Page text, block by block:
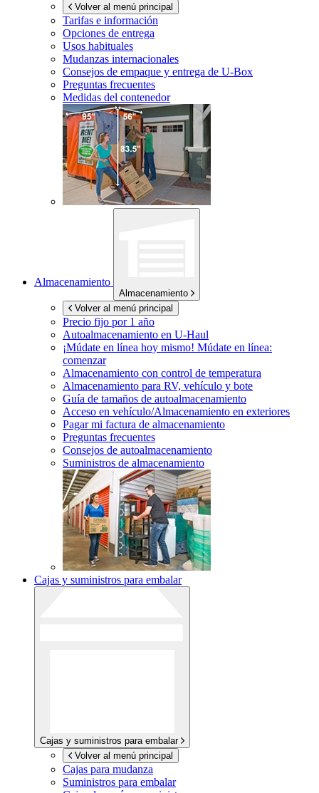
Volver al menú principal
Tarifas e información
Opciones de entrega
Usos habituales
Mudanzas internacionales
Consejos de empaque y entrega de U-Box
Preguntas frecuentes
Medidas del contenedor
Almacenamiento
Almacenamiento
Volver al menú principal
Precio fijo por 1 año
Autoalmacenamiento en U-Haul
¡Múdate en línea hoy mismo! Múdate en línea:
comenzar
Almacenamiento con control de temperatura
Almacenamiento para RV, vehículo y bote
Guía de tamaños de autoalmacenamiento
Acceso en vehículo/Almacenamiento en exteriores
Pagar mi factura de almacenamiento
Preguntas frecuentes
Consejos de autoalmacenamiento
Suministros de almacenamiento
Cajas y suministros para embalar
Cajas y suministros para embalar
Volver al menú principal
Cajas para mudanza
Suministros para embalar